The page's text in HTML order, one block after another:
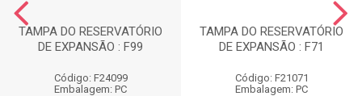
TAMPA DO RESERVATÓRIO
DE EXPANSÃO : F99
Código: F24099
Embalagem: PC
TAMPA DO RESERVATÓRIO
DE EXPANSÃO : F71
Código: F21071
Embalagem: PC